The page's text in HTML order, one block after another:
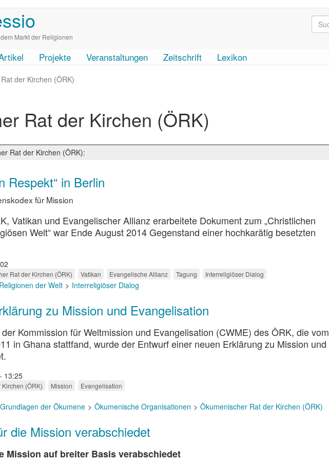
Markt der Religionen
Projekte Veranstaltungen Zeitschrift Lexikon
der Kirchen (ÖRK)
Rat der Kirchen (ÖRK)
Rat der Kirchen (ÖRK):
Respekt“ in Berlin
für Mission
Vatikan und Evangelischer Allianz erarbeitete Dokument zum „Christlichen
Welt“ war Ende August 2014 Gegenstand einer hochkarätig besetzten
Rat der Kirchen (ÖRK) Vatikan Evangelische Allianz Tagung Interreligiöser Dialog
Religionen der Welt Interreligiöser Dialog
zu Mission und Evangelisation
Kommission für Weltmission und Evangelisation (CWME) des ÖRK, die vom
in Ghana stattfand, wurde der Entwurf einer neuen Erklärung zu Mission und
13:25
(ÖRK) Mission Evangelisation
Grundlagen der Ökumene Ökumenische Organisationen Ökumenischer Rat der Kirchen (ÖRK)
die Mission verabschiedet
Mission auf breiter Basis verabschiedet